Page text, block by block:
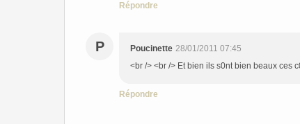
Répondre
P Poucinette 28/01/2011 07:45
<br /> <br /> Et bien ils s0nt bien beaux ces
Répondre